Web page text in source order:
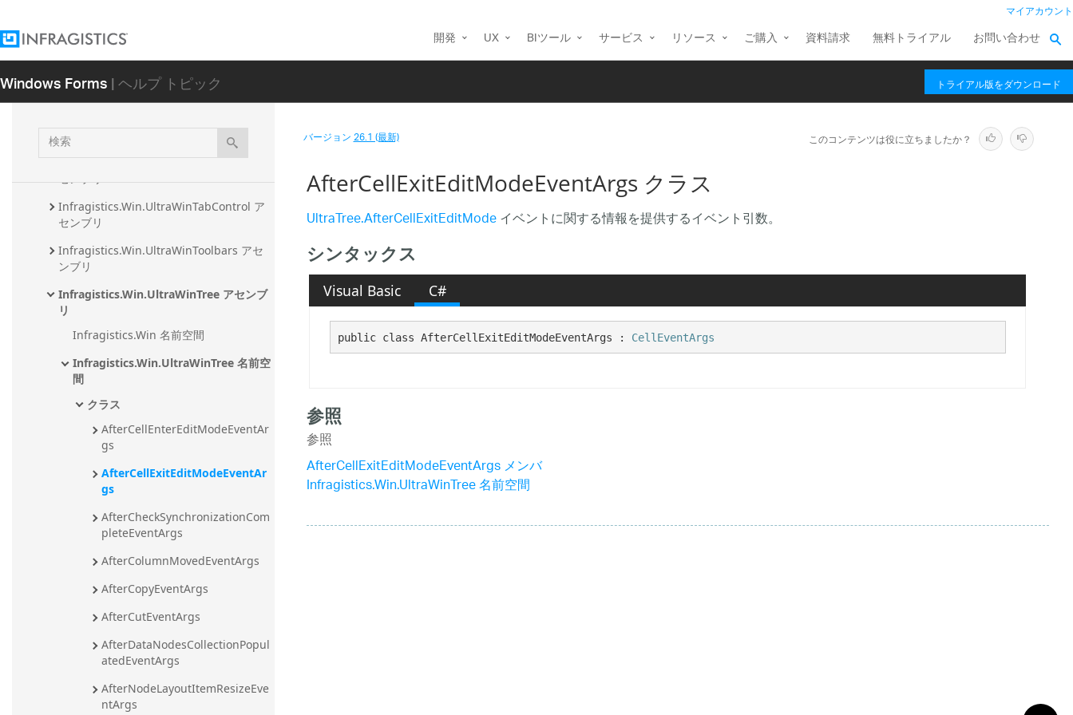
マイアカウント
開発 UX BIツール サービス リソース ご購入 資料請求 無料トライアル お問い合わせ
Windows Forms| ヘルプ トピック トライアル版をダウンロード
検
索
Infragistics.Win.UltraWinSchedule アセ
ンブリ
Infragistics.Win.UltraWinSpellChecker
アセンブリ
ンブリ
Infragistics.Win.UltraWinTabbedMdi ア
Infragistics.Win.UltraWinTabControl ア
センブリ
Infragistics.Win.UltraWinToolbars アセ
ンブリ
Infragistics.Win.UltraWinTree アセンブ
リ
Infragistics.Win 名前空間
Infragistics.Win.UltraWinTree 名前空
間
クラス
AfterCellEnterEditModeEventAr
gs
AfterCellExitEditModeEventAr
gs
AfterCheckSynchronizationCom
pleteEventArgs
AfterColumnMovedEventArgs
AfterCopyEventArgs
AfterCutEventArgs
AfterDataNodesCollectionPopul
atedEventArgs
AfterNodeLayoutItemResizeEve
ntArgs
バージョン26.1 (最新) このコンテンツは役に立ちましたか？
AfterCellExitEditModeEventArgs クラス
UltraTree.AfterCellExitEditModeイベントに関する情報を提供するイベント引数。
シンタックス
Visual Basic C#
public class AfterCellExitEditModeEventArgs : CellEventArgs
参照
参照
AfterCellExitEditModeEventArgs メンバ
Infragistics.Win.UltraWinTree 名前空間